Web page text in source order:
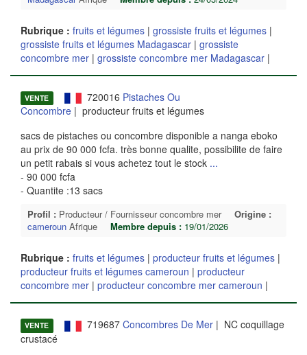
Rubrique : fruits et légumes | grossiste fruits et légumes |
grossiste fruits et légumes Madagascar | grossiste
concombre mer | grossiste concombre mer Madagascar |
VENTE 720016 Pistaches Ou
Concombre | producteur fruits et légumes
sacs de pistaches ou concombre disponible a nanga eboko
au prix de 90 000 fcfa. très bonne qualite, possibilite de faire
un petit rabais si vous achetez tout le stock ...
- 90 000 fcfa
- Quantite :13 sacs
Profil : Producteur / Fournisseur concombre mer
Origine :
cameroun Afrique Membre depuis : 19/01/2026
Rubrique : fruits et légumes | producteur fruits et légumes |
producteur fruits et légumes cameroun | producteur
concombre mer | producteur concombre mer cameroun |
VENTE 719687 Concombres De Mer| NC coquillage
crustacé